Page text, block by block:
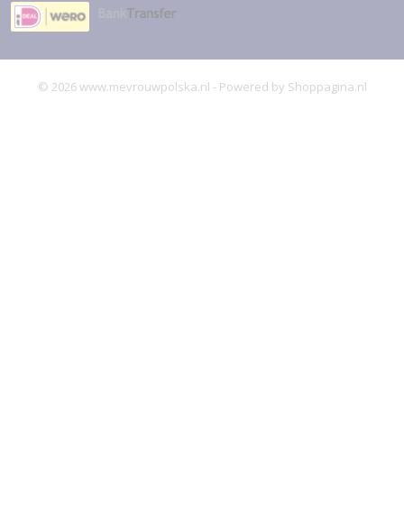
© 2026 www.mevrouwpolska.nl - Powered by Shoppagina.nl